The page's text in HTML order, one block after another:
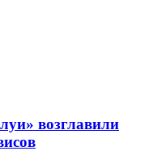
возглавили